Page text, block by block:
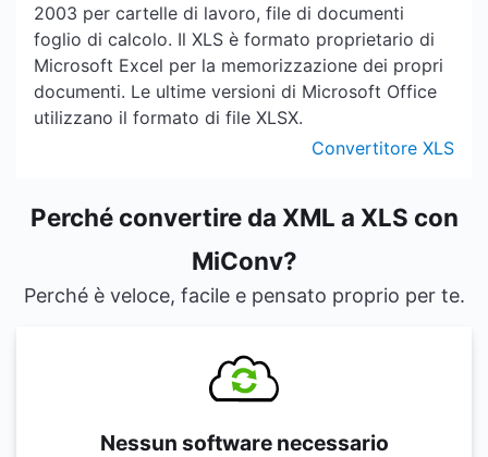
2003 per cartelle di lavoro, file di documenti
foglio di calcolo. Il XLS è formato proprietario di
Microsoft Excel per la memorizzazione dei propri
documenti. Le ultime versioni di Microsoft Office
utilizzano il formato di file XLSX.
Convertitore XLS
Perché convertire da XML a XLS con
MiConv?
Perché è veloce, facile e pensato proprio per te.
Nessun software necessario